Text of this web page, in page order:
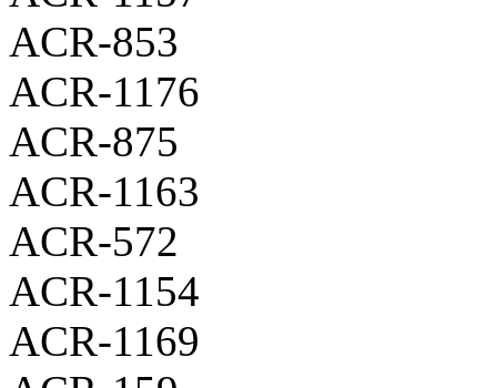
ACR-853
ACR-1176
ACR-875
ACR-1163
ACR-572
ACR-1154
ACR-1169